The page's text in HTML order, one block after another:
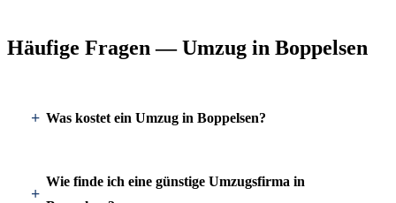
Häufige Fragen — Umzug in Boppelsen
Was kostet ein Umzug in Boppelsen?
Wie finde ich eine günstige Umzugsfirma in